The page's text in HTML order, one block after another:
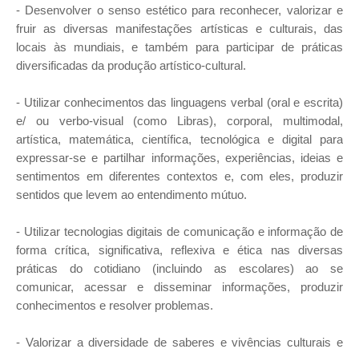
- Desenvolver o senso estético para reconhecer, valorizar e
fruir as diversas manifestações artísticas e culturais, das
locais às mundiais, e também para participar de práticas
diversificadas da produção artístico-cultural.
- Utilizar conhecimentos das linguagens verbal (oral e escrita)
e/ ou verbo-visual (como Libras), corporal, multimodal,
artística, matemática, científica, tecnológica e digital para
expressar-se e partilhar informações, experiências, ideias e
sentimentos em diferentes contextos e, com eles, produzir
sentidos que levem ao entendimento mútuo.
- Utilizar tecnologias digitais de comunicação e informação de
forma crítica, significativa, reflexiva e ética nas diversas
práticas do cotidiano (incluindo as escolares) ao se
comunicar, acessar e disseminar informações, produzir
conhecimentos e resolver problemas.
- Valorizar a diversidade de saberes e vivências culturais e